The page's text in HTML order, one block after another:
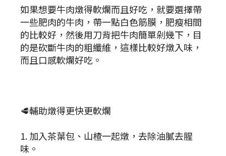
如果想要牛肉燉得軟爛而且好吃，就要選擇帶
一些肥肉的牛肉，帶一點白色筋膜，肥瘦相間
的比較好，然後用刀背把牛肉簡單剁幾下，目
的是砍斷牛肉的粗纖維，這樣比較好燉入味，
而且口感軟爛好吃。
🥩輔助燉得更快更軟爛
1. 加入茶葉包、山楂一起燉，去除油膩去腥
味。